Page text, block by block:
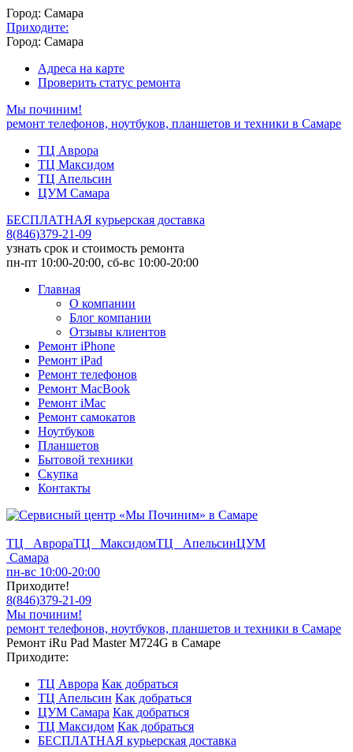
Город: Самара
Приходите:
Город: Самара
Адреса на карте
Проверить статус ремонта
Мы починим!
ремонт телефонов, ноутбуков, планшетов и техники в Самаре
ТЦ Аврора
ТЦ Максидом
ТЦ Апельсин
ЦУМ Самара
БЕСПЛАТНАЯ курьерская доставка
8(846)379-21-09
узнать срок и стоимость ремонта
пн-пт 10:00-20:00, сб-вс 10:00-20:00
Главная
О компании
Блог компании
Отзывы клиентов
Ремонт iPhone
Ремонт iPad
Ремонт телефонов
Ремонт MacBook
Ремонт iMac
Ремонт самокатов
Ноутбуков
Планшетов
Бытовой техники
Скупка
Контакты
ТЦ АврораТЦ МаксидомТЦ АпельсинЦУМ
Самара
пн-вс 10:00-20:00
Приходите!
8(846)379-21-09
Мы починим!
ремонт телефонов, ноутбуков, планшетов и техники в Самаре
Ремонт iRu Pad Master M724G в Самаре
Приходите:
ТЦ Аврора Как добраться
ТЦ Апельсин Как добраться
ЦУМ Самара Как добраться
ТЦ Максидом Как добраться
БЕСПЛАТНАЯ курьерская доставка